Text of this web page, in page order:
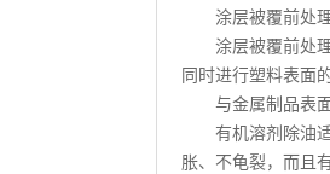
涂层被覆前处
涂层被覆前处理
同时进行塑料表面
与金属制品表面
有机溶剂除油适
胀、不龟裂，而且